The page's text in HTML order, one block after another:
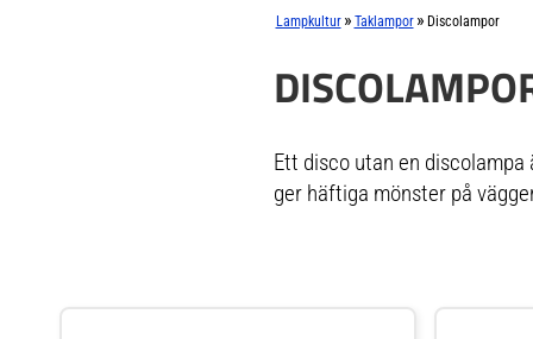
Lampkultur » Taklampor » Discolampor
Ett disco utan en
ger häftiga mönster på